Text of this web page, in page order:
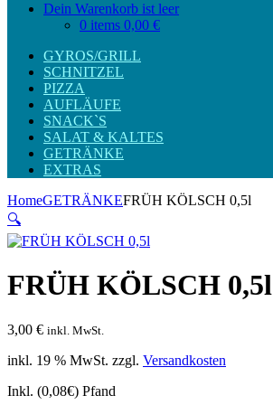
Dein Warenkorb ist leer
0 items 0,00 €
GYROS/GRILL
SCHNITZEL
PIZZA
AUFLÄUFE
SNACK`S
SALAT & KALTES
GETRÄNKE
EXTRAS
HomeGETRÄNKEFRÜH KÖLSCH 0,5l
🔍
FRÜH KÖLSCH 0,5l
3,00 € inkl. MwSt.
inkl. 19 % MwSt. zzgl. Versandkosten
Inkl. (0,08€) Pfand